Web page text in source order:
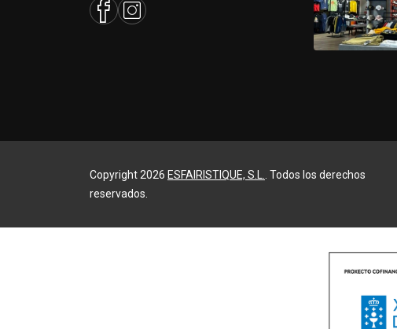
Copyright 2026 ESFAIRISTIQUE, S.L.
. Todos los derechos
reservados.